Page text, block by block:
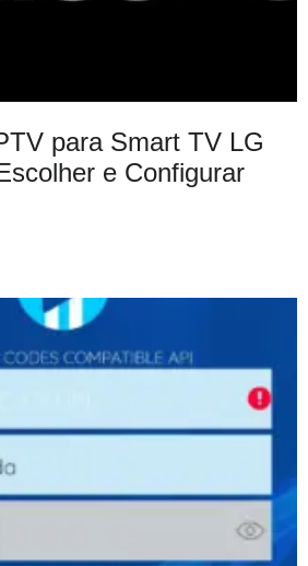
para Smart TV LG
e Configurar